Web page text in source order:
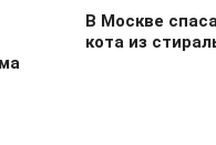
В Москве
кота из